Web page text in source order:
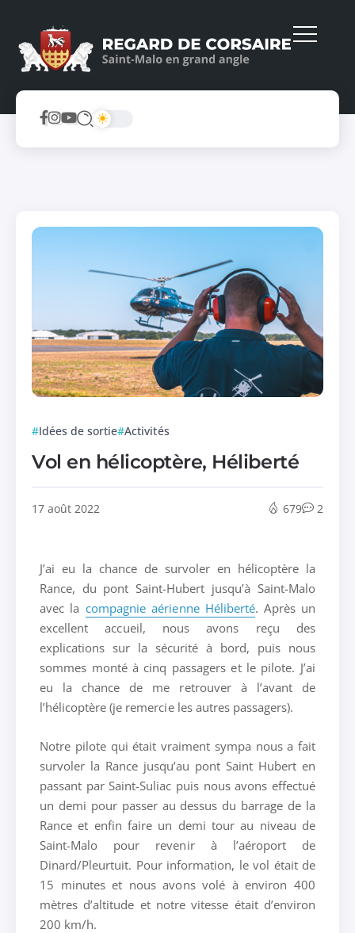
Idées de sortie Activités
Vol en hélicoptère, Héliberté
17 août 2022 679 2
J’ai eu la chance de survoler en hélicoptère la
Rance, du pont Saint-Hubert jusqu’à Saint-Malo
avec la compagnie aérienne Héliberté. Après un
excellent accueil, nous avons reçu des
explications sur la sécurité à bord, puis nous
sommes monté à cinq passagers et le pilote. J’ai
eu la chance de me retrouver à l’avant de
l’hélicoptère (je remercie les autres passagers).
Notre pilote qui était vraiment sympa nous a fait
survoler la Rance jusqu’au pont Saint Hubert en
passant par Saint-Suliac puis nous avons effectué
un demi pour passer au dessus du barrage de la
Rance et enfin faire un demi tour au niveau de
Saint-Malo pour revenir à l’aéroport de
Dinard/Pleurtuit. Pour information, le vol était de
15 minutes et nous avons volé à environ 400
mètres d’altitude et notre vitesse était d’environ
200 km/h.